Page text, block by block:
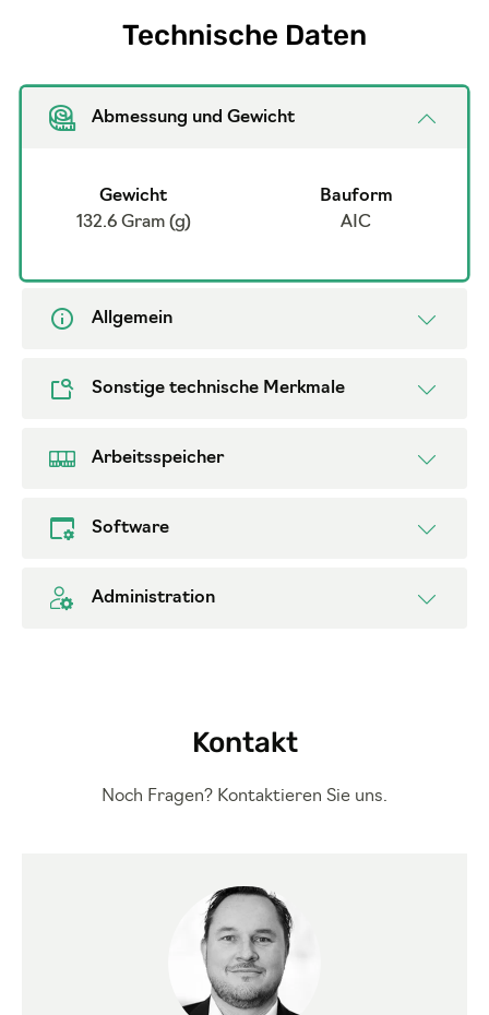
Technische Daten
Abmessung und Gewicht
Gewicht
132.6 Gram (g)
Bauform
AIC
Allgemein
Sonstige technische Merkmale
Arbeitsspeicher
Software
Administration
Kontakt
Noch Fragen? Kontaktieren Sie uns.